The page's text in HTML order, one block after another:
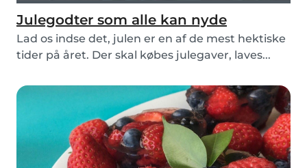
Julegodter som alle kan nyde
Lad os indse det, julen er en af de mest hektiske
tider på året. Der skal købes julegaver, laves...